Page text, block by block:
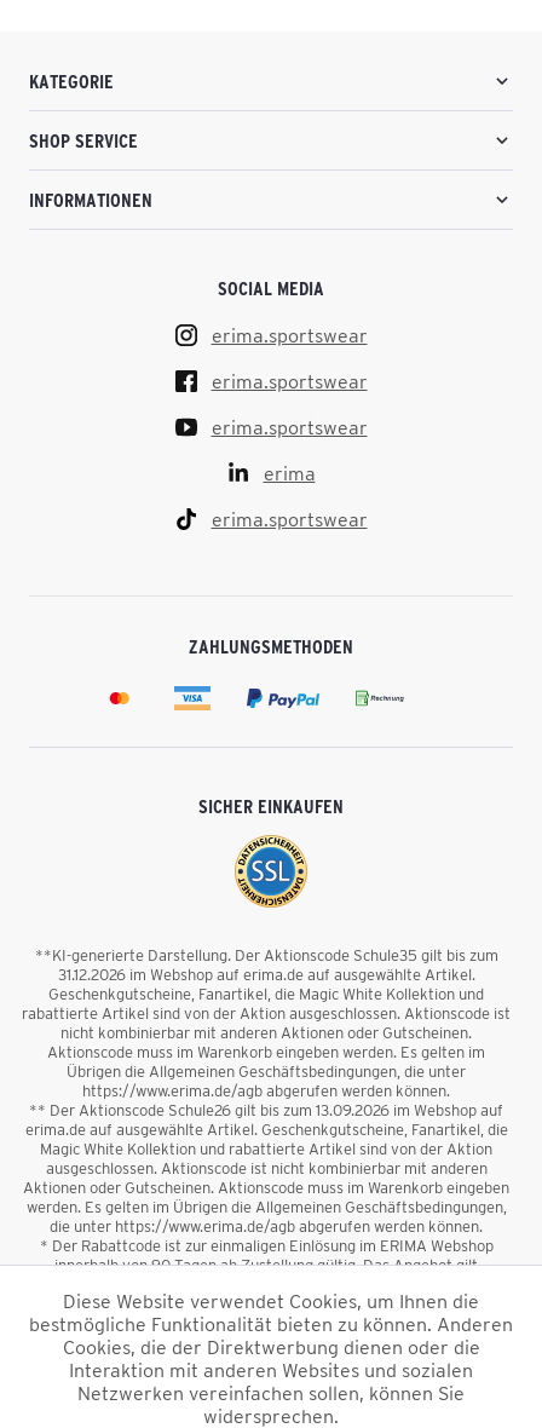
KATEGORIE
SHOP SERVICE
INFORMATIONEN
SOCIAL MEDIA
erima.sportswear
erima.sportswear
erima.sportswear
erima
erima.sportswear
ZAHLUNGSMETHODEN
SICHER EINKAUFEN
**KI-generierte Darstellung. Der Aktionscode Schule35 gilt bis zum
31.12.2026 im Webshop auf erima.de auf ausgewählte Artikel.
Geschenkgutscheine, Fanartikel, die Magic White Kollektion und
rabattierte Artikel sind von der Aktion ausgeschlossen. Aktionscode ist
nicht kombinierbar mit anderen Aktionen oder Gutscheinen.
Aktionscode muss im Warenkorb eingeben werden. Es gelten im
Übrigen die Allgemeinen Geschäftsbedingungen, die unter
https://www.erima.de/agb abgerufen werden können.
** Der Aktionscode Schule26 gilt bis zum 13.09.2026 im Webshop auf
erima.de auf ausgewählte Artikel. Geschenkgutscheine, Fanartikel, die
Magic White Kollektion und rabattierte Artikel sind von der Aktion
ausgeschlossen. Aktionscode ist nicht kombinierbar mit anderen
Aktionen oder Gutscheinen. Aktionscode muss im Warenkorb eingeben
werden. Es gelten im Übrigen die Allgemeinen Geschäftsbedingungen,
die unter https://www.erima.de/agb abgerufen werden können.
* Der Rabattcode ist zur einmaligen Einlösung im ERIMA Webshop
innerhalb von 90 Tagen ab Zustellung gültig. Das Angebot gilt
sowie Geschenkgutscheine sind vom Rabatt ausgeschlossen. Der
Rabattcode ist nicht mit anderen Aktionen oder Gutscheinen
kombinierbar. Der Mindestbestellwert beträgt 50 €
*Alle Preise verstehen sich inkl. Mehrwertsteuer und zzgl.
und ggf. Nachnahmegebühren, wenn nicht anders
Diese Website verwendet Cookies, um Ihnen die
bestmögliche Funktionalität bieten zu können. Anderen
Cookies, die der Direktwerbung dienen oder die
Interaktion mit anderen Websites und sozialen
Netzwerken vereinfachen sollen, können Sie
widersprechen.